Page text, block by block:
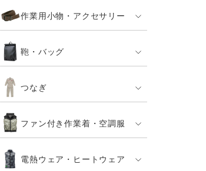
作業用小物・アクセサリー
鞄・バッグ
つなぎ
ファン付き作業着・空調服
電熱ウェア・ヒートウェア